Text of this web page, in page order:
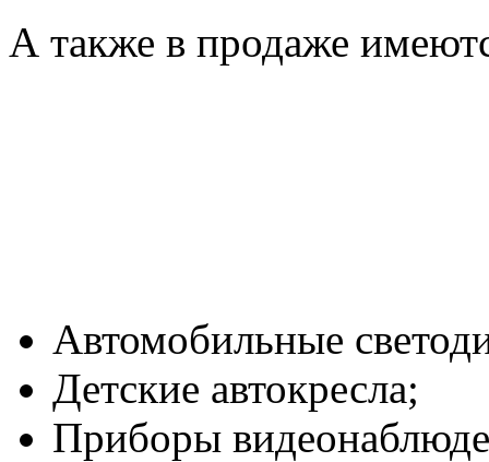
А также в продаже
Автомобильные
Детские автокресла;
Приборы